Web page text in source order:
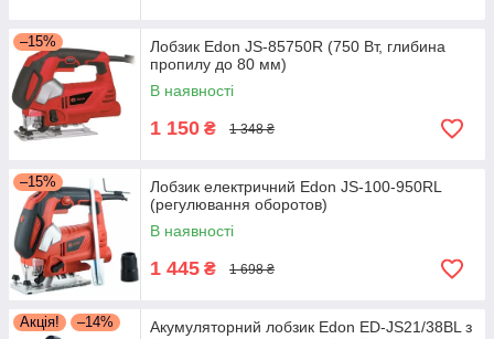
–15%
Лобзик Edon JS-85750R (750 Вт, глибина
пропилу до 80 мм)
В наявності
1 150 ₴ 1 348 ₴
–15%
Лобзик електричний Edon JS-100-950RL
(регулювання оборотов)
В наявності
1 445 ₴ 1 698 ₴
Акція! –14%
Акумуляторний лобзик Edon ED-JS21/38BL з